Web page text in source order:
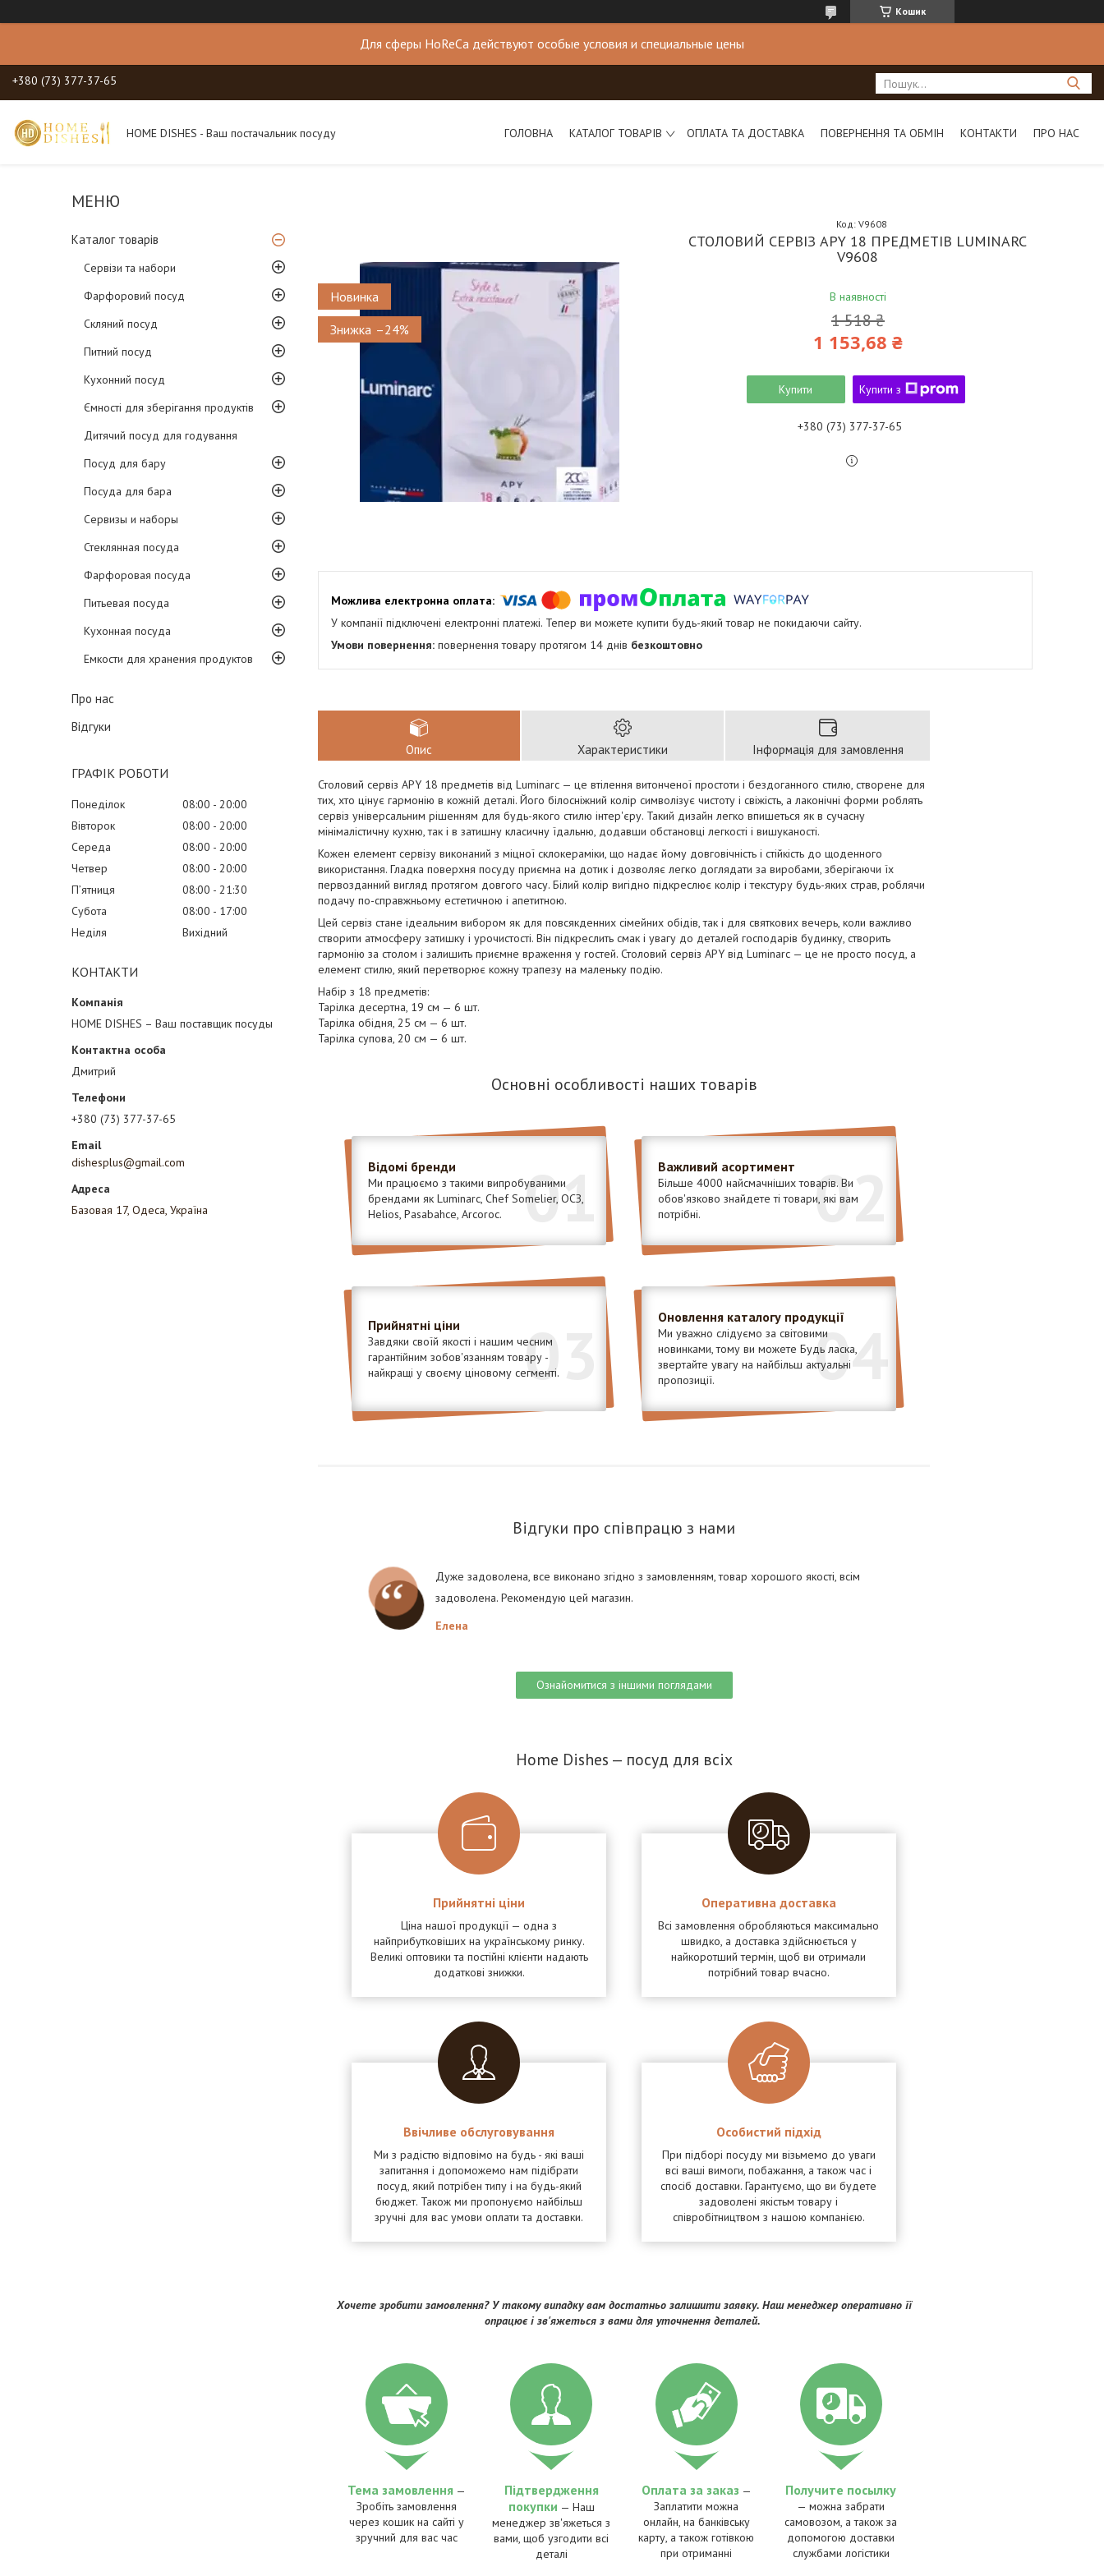
Кошик
Для сферы HoReCa действуют особые условия и специальные цены
+380 (73) 377-37-65
HOME DISHES - Ваш постачальник посуду ГОЛОВНА КАТАЛОГ ТОВАРІВ ОПЛАТА ТА ДОСТАВКА ПОВЕРНЕННЯ ТА ОБМІН КОНТАКТИ ПРО НАС
Каталог товарів
Сервізи та набори
Фарфоровий посуд
Скляний посуд
Питний посуд
Кухонний посуд
Ємності для зберігання продуктів
Дитячий посуд для годування
Посуд для бару
Посуда для бара
Сервизы и наборы
Стеклянная посуда
Фарфоровая посуда
Питьевая посуда
Кухонная посуда
Емкости для хранения продуктов
Про нас
Відгуки
ГРАФІК РОБОТИ
Понеділок 08:00
20:00
Вівторок
08:00
20:00
Середа
08:00
20:00
Четвер
08:00
20:00
Пʼятниця
08:00
21:30
Субота
08:00
17:00
Неділя
Вихідний
КОНТАКТИ
HOME DISHES – Ваш поставщик посуды
Дмитрий
+380 (73) 377-37-65
dishesplus@gmail.com
Базовая 17, Одеса, Україна
Новинка
–24%
СТОЛОВИЙ СЕРВІЗ APY 18 ПРЕДМЕТІВ LUMINARC
V9608
В наявності
Код:V9608
1 518 ₴
1 153,68 ₴
Купити Купити з
+380 (73) 377-37-65
У компанії підключені електронні платежі. Тепер ви можете купити будь-який товар не покидаючи сайту.
повернення товару протягом 14 днів безкоштовно
Опис Характеристики Інформація для замовлення
Столовий сервіз APY 18 предметів від Luminarc — це втілення витонченої простоти і бездоганного стилю, створене для
тих, хто цінує гармонію в кожній деталі. Його білосніжний колір символізує чистоту і свіжість, а лаконічні форми роблять
сервіз універсальним рішенням для будь-якого стилю інтер'єру. Такий дизайн легко впишеться як в сучасну
мінімалістичну кухню, так і в затишну класичну їдальню, додавши обстановці легкості і вишуканості.
Кожен елемент сервізу виконаний з міцної склокераміки, що надає йому довговічність і стійкість до щоденного
використання. Гладка поверхня посуду приємна на дотик і дозволяє легко доглядати за виробами, зберігаючи їх
первозданний вигляд протягом довгого часу. Білий колір вигідно підкреслює колір і текстуру будь-яких страв, роблячи
подачу по-справжньому естетичною і апетитною.
Цей сервіз стане ідеальним вибором як для повсякденних сімейних обідів, так і для святкових вечерь, коли важливо
створити атмосферу затишку і урочистості. Він підкреслить смак і увагу до деталей господарів будинку, створить
гармонію за столом і залишить приємне враження у гостей. Столовий сервіз APY від Luminarc — це не просто посуд, а
елемент стилю, який перетворює кожну трапезу на маленьку подію.
Набір з 18 предметів:
Тарілка десертна, 19 см — 6 шт.
Тарілка обідня, 25 см — 6 шт.
Тарілка супова, 20 см — 6 шт.
Основні особливості наших товарів
01
Відомі бренди
Ми працюємо з такими випробуваними
брендами як Luminarc, Chef Somelier, ОСЗ,
Helios, Pasabahce, Arcoroc.
02
Важливий асортимент
Більше 4000 найсмачніших товарів. Ви
обов'язково знайдете ті товари, які вам
потрібні.
03
Прийнятні ціни
Завдяки своїй якості і нашим чесним
гарантійним зобов'язанням товару -
найкращі у своєму ціновому сегменті.
04
Оновлення каталогу продукції
Ми уважно слідуємо за світовими
новинками, тому ви можете Будь ласка,
звертайте увагу на найбільш актуальні
пропозиції.
Відгуки про співпрацю з нами
Дуже задоволена, все виконано згідно з замовленням, товар хорошого якості, всім
задоволена. Рекомендую цей магазин.
Елена
Ознайомитися з іншими поглядами
Home Dishes — посуд для всіх
Прийнятні ціни
Ціна нашої продукції — одна з
найприбутковіших на українському ринку.
Великі оптовики та постійні клієнти надають
додаткові знижки.
Оперативна доставка
Всі замовлення обробляються максимально
швидко, а доставка здійснюється у
найкоротший термін, щоб ви отримали
потрібний товар вчасно.
Ввічливе обслуговування
Ми з радістю відповімо на будь - які ваші
запитання і допоможемо нам підібрати
посуд, який потрібен типу і на будь-який
бюджет. Також ми пропонуємо найбільш
зручні для вас умови оплати та доставки.
Особистий підхід
При підборі посуду ми візьмемо до уваги
всі ваші вимоги, побажання, а також час і
спосіб доставки. Гарантуємо, що ви будете
задоволені якістьм товару і
співробітництвом з нашою компанією.
Хочете зробити замовлення? У такому випадку вам достатньо залишити заявку. Наш менеджер оперативно її
опрацює і зв'яжеться з вами для уточнення деталей.
Тема замовлення —
Зробіть замовлення
через кошик на сайті у
зручний для вас час
Підтвердження
покупки — Наш
менеджер зв'яжеться з
вами, щоб узгодити всі
деталі
Оплата за заказ —
Заплатити можна
онлайн, на банківську
карту, а також готівкою
при отриманні
Получите посылку
— можна забрати
самовозом, а також за
допомогою доставки
службами логістики